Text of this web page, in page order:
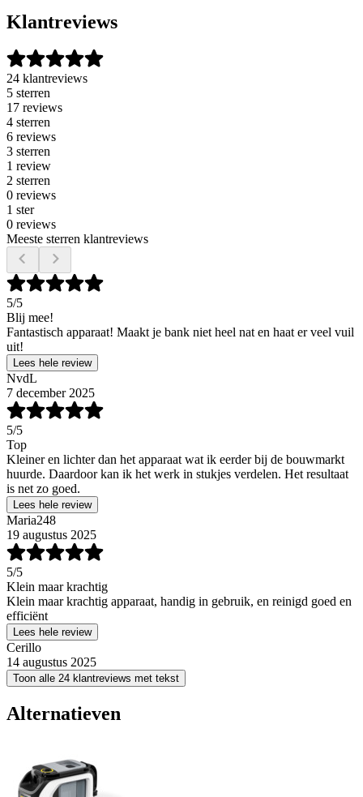
Klantreviews
24 klantreviews
5 sterren
17 reviews
4 sterren
6 reviews
3 sterren
1 review
2 sterren
0 reviews
1 ster
0 reviews
Meeste sterren klantreviews
5/5
Blij mee!
Fantastisch apparaat! Maakt je bank niet heel nat en haat er veel vuil
uit!
Lees hele review
NvdL
7 december 2025
5/5
Top
Kleiner en lichter dan het apparaat wat ik eerder bij de bouwmarkt
huurde. Daardoor kan ik het werk in stukjes verdelen. Het resultaat
is net zo goed.
Lees hele review
Maria248
19 augustus 2025
5/5
Klein maar krachtig
Klein maar krachtig apparaat, handig in gebruik, en reinigd goed en
efficiënt
Lees hele review
Cerillo
14 augustus 2025
Toon alle 24 klantreviews met tekst
Alternatieven